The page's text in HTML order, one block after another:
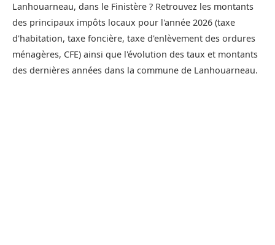
Lanhouarneau, dans le Finistère ? Retrouvez les montants
des principaux impôts locaux pour l'année 2026 (taxe
d'habitation, taxe foncière, taxe d'enlèvement des ordures
ménagères, CFE) ainsi que l'évolution des taux et montants
des dernières années dans la commune de Lanhouarneau.